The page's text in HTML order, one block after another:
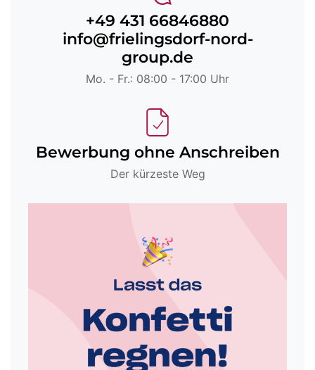
+49 431 66846880
info@frielingsdorf-nord-
group.de
Mo. - Fr.: 08:00 - 17:00 Uhr
Bewerbung ohne Anschreiben
Der kürzeste Weg